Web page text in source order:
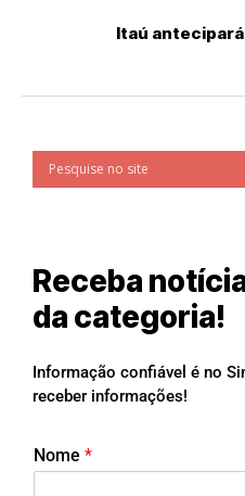
Itaú antecipará
Receba
da categoria!
Informação confiável é no
receber informações!
Nome *